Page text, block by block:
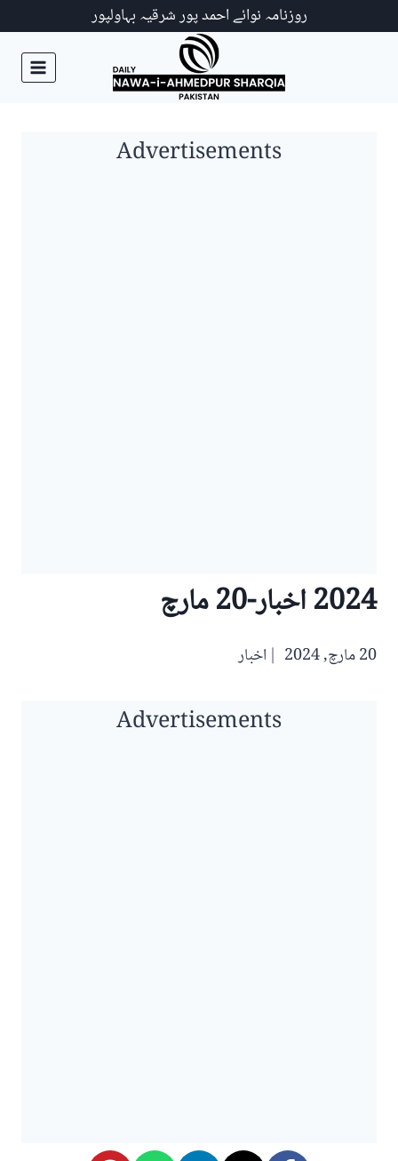
روزنامہ نوائے احمد پور شرقیہ بہاولپور
Advertisements
2024 اخبار-20 مارچ
20 مارچ, 2024 اخبار
Advertisements